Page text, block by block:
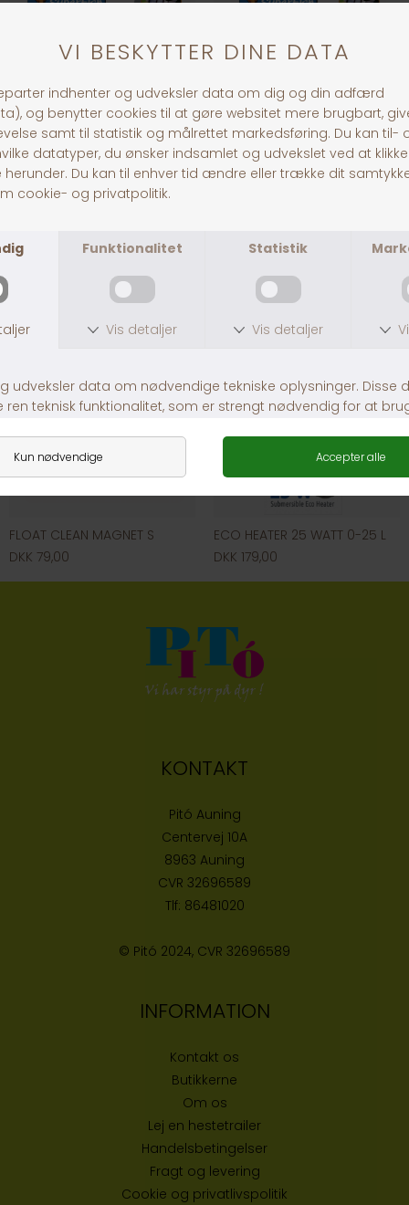
FLOAT CLEAN MAGNET S
DKK 79,00
ECO HEATER 25 WATT 0-25 L
DKK 179,00
KONTAKT
Pitó Auning
Centervej 10A
8963 Auning
CVR 32696589
Tlf: 86481020
© Pitó 2024, CVR 32696589
INFORMATION
Kontakt os
Butikkerne
Om os
Lej en hestetrailer
Handelsbetingelser
Fragt og levering
Cookie og privatlivspolitik